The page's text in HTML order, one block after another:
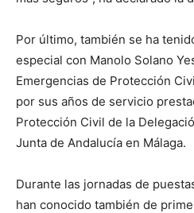
Por último, también se ha
especial con Manolo Solano
Emergencias de Protección
por sus años de servicio
Protección Civil de la
Junta de Andalucía en Málaga.
Durante las jornadas de
han conocido también de